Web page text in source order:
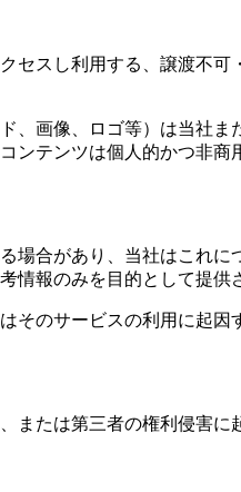
セスし利用する、譲渡不
、画像、ロゴ等）は当社
ンテンツは個人的かつ非商
場合があり、当社はこれ
情報のみを目的として提
そのサービスの利用に起
または第三者の権利侵害